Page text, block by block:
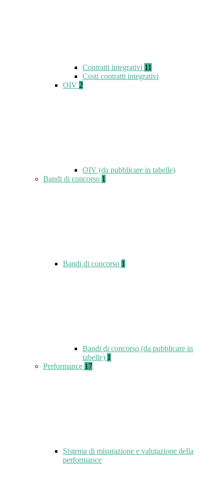
Contratti integrativi 11
Costi contratti integrativi
OIV 2
OIV (da pubblicare in tabelle)
Bandi di concorso 1
Bandi di concorso 1
Bandi di concorso (da pubblicare in
tabelle) 1
Performance 17
Sistema di misurazione e valutazione della
performance